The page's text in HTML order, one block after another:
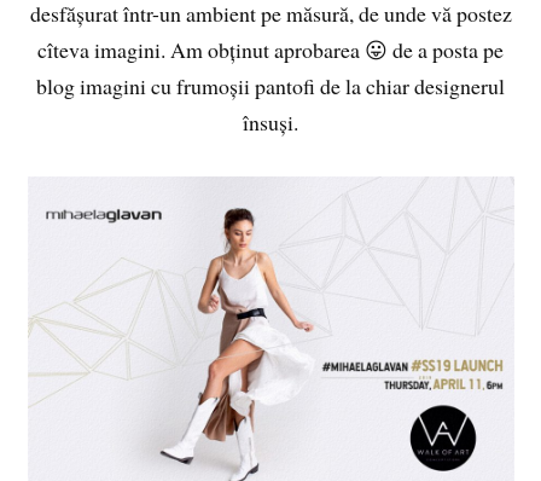
desfășurat într-un ambient pe măsură, de unde vă postez
cîteva imagini. Am obținut aprobarea 😛 de a posta pe
blog imagini cu frumoșii pantofi de la chiar designerul
însuși.